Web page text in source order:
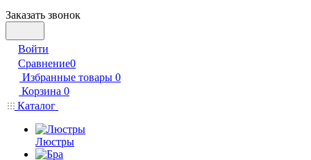
Заказать звонок
Войти
Сравнение0
Избранные товары 0
Корзина 0
Каталог
Люстры